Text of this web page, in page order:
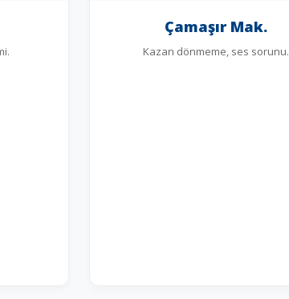
Çamaşır Mak.
Kazan dönmeme, ses sorunu.